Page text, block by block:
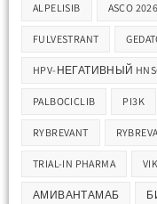
ALPELISIB ASCO 2026
FULVESTRANT
HPV-НЕГАТИВНЫЙ
PALBOCICLIB PI3K
RYBREVANT
TRIAL-IN PHARMA
АМИВАНТАМАБ